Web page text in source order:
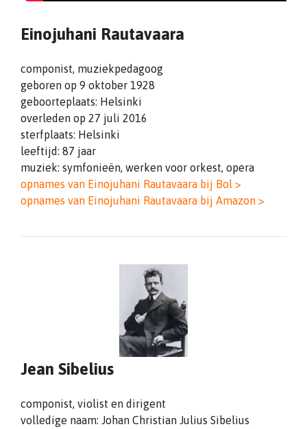
Einojuhani Rautavaara
componist, muziekpedagoog
geboren op 9 oktober 1928
geboorteplaats: Helsinki
overleden op 27 juli 2016
sterfplaats: Helsinki
leeftijd: 87 jaar
muziek: symfonieën, werken voor orkest, opera
opnames van Einojuhani Rautavaara bij Bol >
opnames van Einojuhani Rautavaara bij Amazon >
Jean Sibelius
componist, violist en dirigent
volledige naam: Johan Christian Julius Sibelius